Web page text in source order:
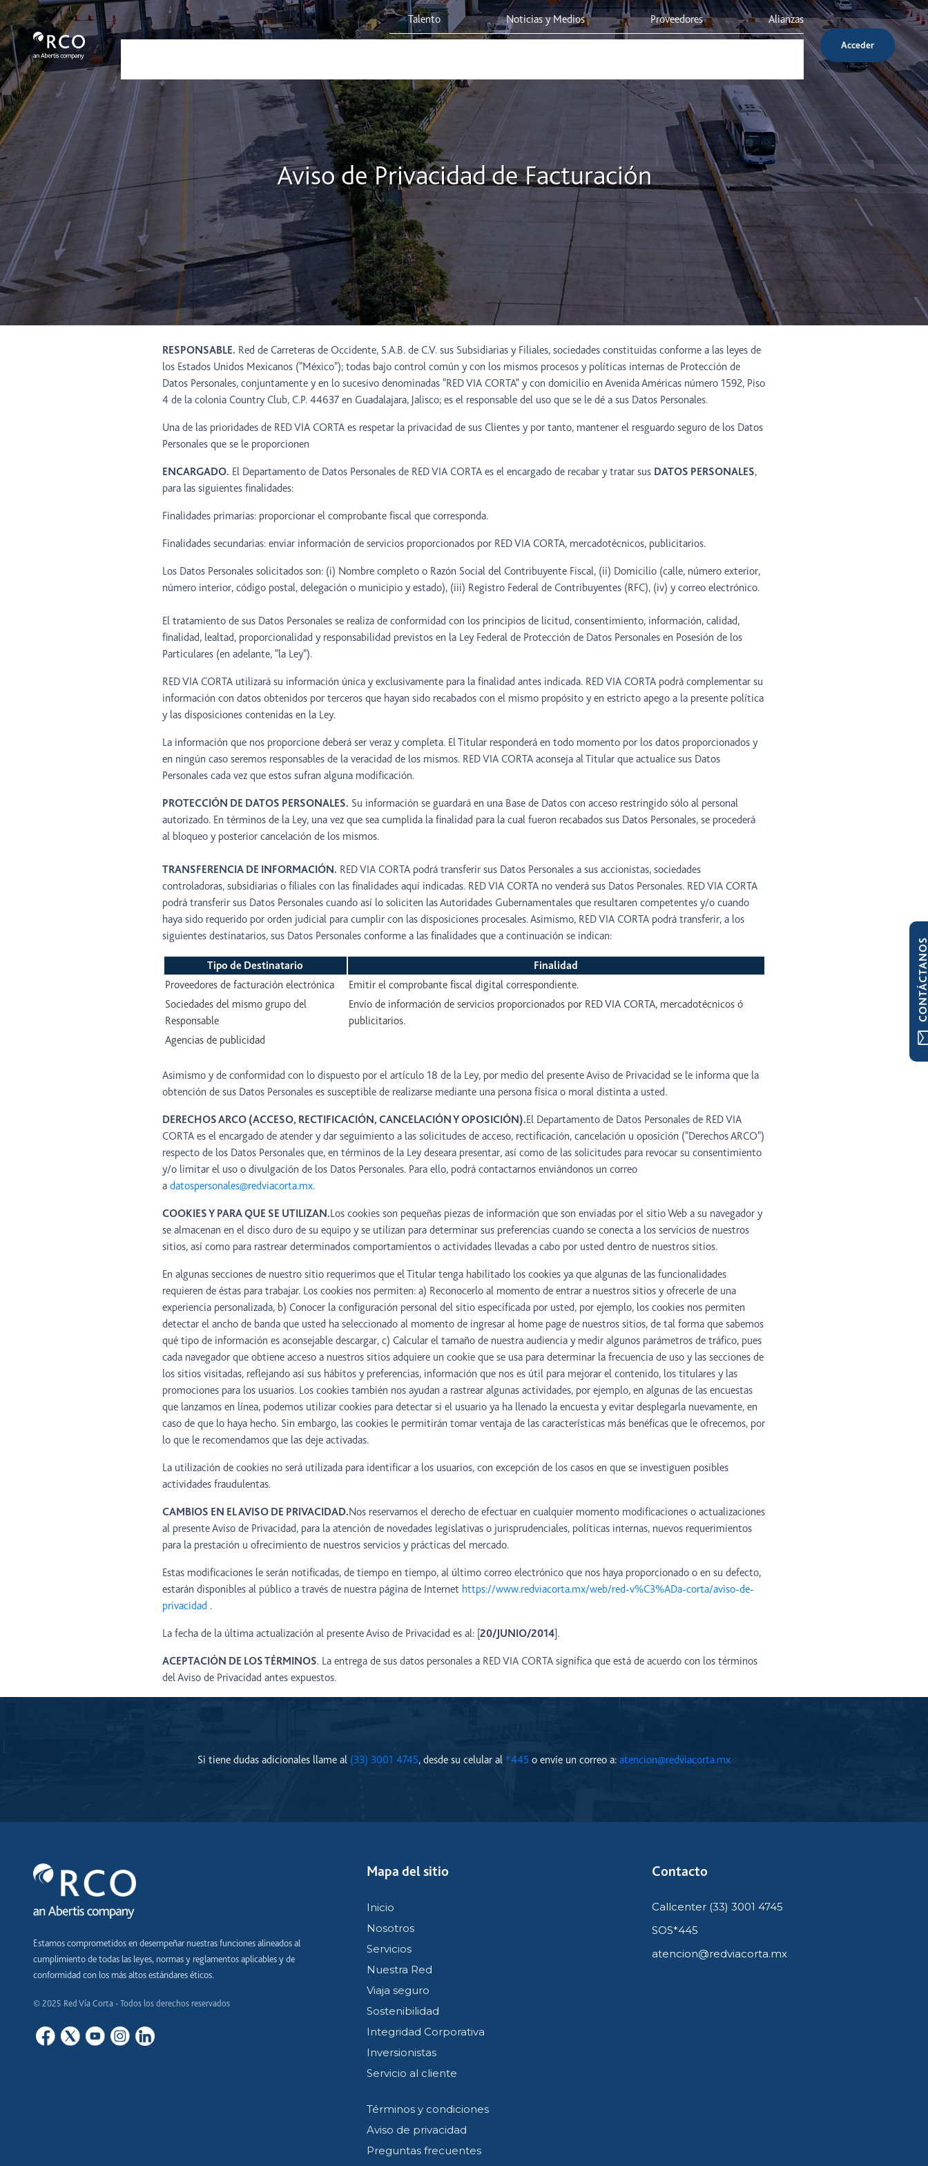
メインコンテンツにスキップ
Aviso de Privacidad de Facturación - Red Vía Corta
Talento Noticias y Medios Proveedores Alianzas
Acceder
Aviso de Privacidad de Facturación
RESPONSABLE. Red de Carreteras de Occidente, S.A.B. de C.V. sus Subsidiarias y Filiales, sociedades constituidas conforme a las leyes de
los Estados Unidos Mexicanos ("México"); todas bajo control común y con los mismos procesos y políticas internas de Protección de
Datos Personales, conjuntamente y en lo sucesivo denominadas "RED VIA CORTA" y con domicilio en Avenida Américas número 1592, Piso
4 de la colonia Country Club, C.P. 44637 en Guadalajara, Jalisco; es el responsable del uso que se le dé a sus Datos Personales.
Una de las prioridades de RED VIA CORTA es respetar la privacidad de sus Clientes y por tanto, mantener el resguardo seguro de los Datos
Personales que se le proporcionen
ENCARGADO. El Departamento de Datos Personales de RED VIA CORTA es el encargado de recabar y tratar sus DATOS PERSONALES,
para las siguientes finalidades:
Finalidades primarias: proporcionar el comprobante fiscal que corresponda.
Finalidades secundarias: enviar información de servicios proporcionados por RED VIA CORTA, mercadotécnicos, publicitarios.
Los Datos Personales solicitados son: (i) Nombre completo o Razón Social del Contribuyente Fiscal, (ii) Domicilio (calle, número exterior,
número interior, código postal, delegación o municipio y estado), (iii) Registro Federal de Contribuyentes (RFC), (iv) y correo electrónico.
El tratamiento de sus Datos Personales se realiza de conformidad con los principios de licitud, consentimiento, información, calidad,
finalidad, lealtad, proporcionalidad y responsabilidad previstos en la Ley Federal de Protección de Datos Personales en Posesión de los
Particulares (en adelante, "la Ley").
RED VIA CORTA utilizará su información única y exclusivamente para la finalidad antes indicada. RED VIA CORTA podrá complementar su
información con datos obtenidos por terceros que hayan sido recabados con el mismo propósito y en estricto apego a la presente política
y las disposiciones contenidas en la Ley.
La información que nos proporcione deberá ser veraz y completa. El Titular responderá en todo momento por los datos proporcionados y
en ningún caso seremos responsables de la veracidad de los mismos. RED VIA CORTA aconseja al Titular que actualice sus Datos
Personales cada vez que estos sufran alguna modificación.
PROTECCIÓN DE DATOS PERSONALES. Su información se guardará en una Base de Datos con acceso restringido sólo al personal
autorizado. En términos de la Ley, una vez que sea cumplida la finalidad para la cual fueron recabados sus Datos Personales, se procederá
al bloqueo y posterior cancelación de los mismos.
TRANSFERENCIA DE INFORMACIÓN. RED VIA CORTA podrá transferir sus Datos Personales a sus accionistas, sociedades
controladoras, subsidiarias o filiales con las finalidades aquí indicadas. RED VIA CORTA no venderá sus Datos Personales. RED VIA CORTA
podrá transferir sus Datos Personales cuando así lo soliciten las Autoridades Gubernamentales que resultaren competentes y/o cuando
haya sido requerido por orden judicial para cumplir con las disposiciones procesales. Asimismo, RED VIA CORTA podrá transferir, a los
siguientes destinatarios, sus Datos Personales conforme a las finalidades que a continuación se indican:
Tipo de Destinatario
Finalidad
Proveedores de facturación electrónica
Emitir el comprobante fiscal digital correspondiente.
Sociedades del mismo grupo del
Responsable
Envío de información de servicios proporcionados por RED VIA CORTA, mercadotécnicos ó
publicitarios.
Agencias de publicidad
Asimismo y de conformidad con lo dispuesto por el artículo 18 de la Ley, por medio del presente Aviso de Privacidad se le informa que la
obtención de sus Datos Personales es susceptible de realizarse mediante una persona física o moral distinta a usted.
DERECHOS ARCO (ACCESO, RECTIFICACIÓN, CANCELACIÓN Y OPOSICIÓN).El Departamento de Datos Personales de RED VIA
CORTA es el encargado de atender y dar seguimiento a las solicitudes de acceso, rectificación, cancelación u oposición ("Derechos ARCO")
respecto de los Datos Personales que, en términos de la Ley deseara presentar, así como de las solicitudes para revocar su consentimiento
y/o limitar el uso o divulgación de los Datos Personales. Para ello, podrá contactarnos enviándonos un correo
adatospersonales@redviacorta.mx.
COOKIES Y PARA QUE SE UTILIZAN.Los cookies son pequeñas piezas de información que son enviadas por el sitio Web a su navegador y
se almacenan en el disco duro de su equipo y se utilizan para determinar sus preferencias cuando se conecta a los servicios de nuestros
sitios, así como para rastrear determinados comportamientos o actividades llevadas a cabo por usted dentro de nuestros sitios.
En algunas secciones de nuestro sitio requerimos que el Titular tenga habilitado los cookies ya que algunas de las funcionalidades
requieren de éstas para trabajar. Los cookies nos permiten: a) Reconocerlo al momento de entrar a nuestros sitios y ofrecerle de una
experiencia personalizada, b) Conocer la configuración personal del sitio especificada por usted, por ejemplo, los cookies nos permiten
detectar el ancho de banda que usted ha seleccionado al momento de ingresar al home page de nuestros sitios, de tal forma que sabemos
qué tipo de información es aconsejable descargar, c) Calcular el tamaño de nuestra audiencia y medir algunos parámetros de tráfico, pues
cada navegador que obtiene acceso a nuestros sitios adquiere un cookie que se usa para determinar la frecuencia de uso y las secciones de
los sitios visitadas, reflejando así sus hábitos y preferencias, información que nos es útil para mejorar el contenido, los titulares y las
promociones para los usuarios. Los cookies también nos ayudan a rastrear algunas actividades, por ejemplo, en algunas de las encuestas
que lanzamos en línea, podemos utilizar cookies para detectar si el usuario ya ha llenado la encuesta y evitar desplegarla nuevamente, en
caso de que lo haya hecho. Sin embargo, las cookies le permitirán tomar ventaja de las características más benéficas que le ofrecemos, por
lo que le recomendamos que las deje activadas.
La utilización de cookies no será utilizada para identificar a los usuarios, con excepción de los casos en que se investiguen posibles
actividades fraudulentas.
CAMBIOS EN EL AVISO DE PRIVACIDAD.Nos reservamos el derecho de efectuar en cualquier momento modificaciones o actualizaciones
al presente Aviso de Privacidad, para la atención de novedades legislativas o jurisprudenciales, políticas internas, nuevos requerimientos
para la prestación u ofrecimiento de nuestros servicios y prácticas del mercado.
Estas modificaciones le serán notificadas, de tiempo en tiempo, al último correo electrónico que nos haya proporcionado o en su defecto,
estarán disponibles al público a través de nuestra página de Internet https://www.redviacorta.mx/web/red-v%C3%ADa-corta/aviso-de-
privacidad .
La fecha de la última actualización al presente Aviso de Privacidad es al: [20/JUNIO/2014].
ACEPTACIÓN DE LOS TÉRMINOS. La entrega de sus datos personales a RED VIA CORTA significa que está de acuerdo con los términos
del Aviso de Privacidad antes expuestos.
Si tiene dudas adicionales llame al (33) 3001 4745, desde su celular al *445 o envíe un correo a: atencion@redviacorta.mx
Estamos comprometidos en desempeñar nuestras funciones alineados al
cumplimiento de todas las leyes, normas y reglamentos aplicables y de
conformidad con los más altos estándares éticos.
© 2025 Red Vía Corta - Todos los derechos reservados
Mapa del sitio
Inicio
Nosotros
Servicios
Nuestra Red
Viaja seguro
Sostenibilidad
Integridad Corporativa
Inversionistas
Servicio al cliente
Términos y condiciones
Aviso de privacidad
Preguntas frecuentes
Contacto
Callcenter (33) 3001 4745
SOS*445
atencion@redviacorta.mx